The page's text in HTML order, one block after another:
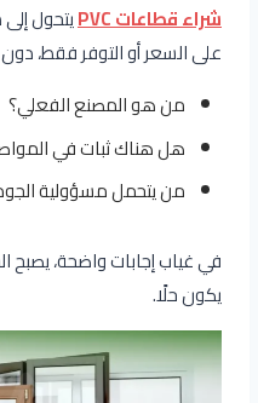
شراء قطاعات PVC
يتحول
على السعر أو التوفر فقط،
من هو المصنع الفعلي؟
هل هناك ثبات في
من يتحمل مسؤولية
في غياب إجابات واضحة،
يكون حلًا.